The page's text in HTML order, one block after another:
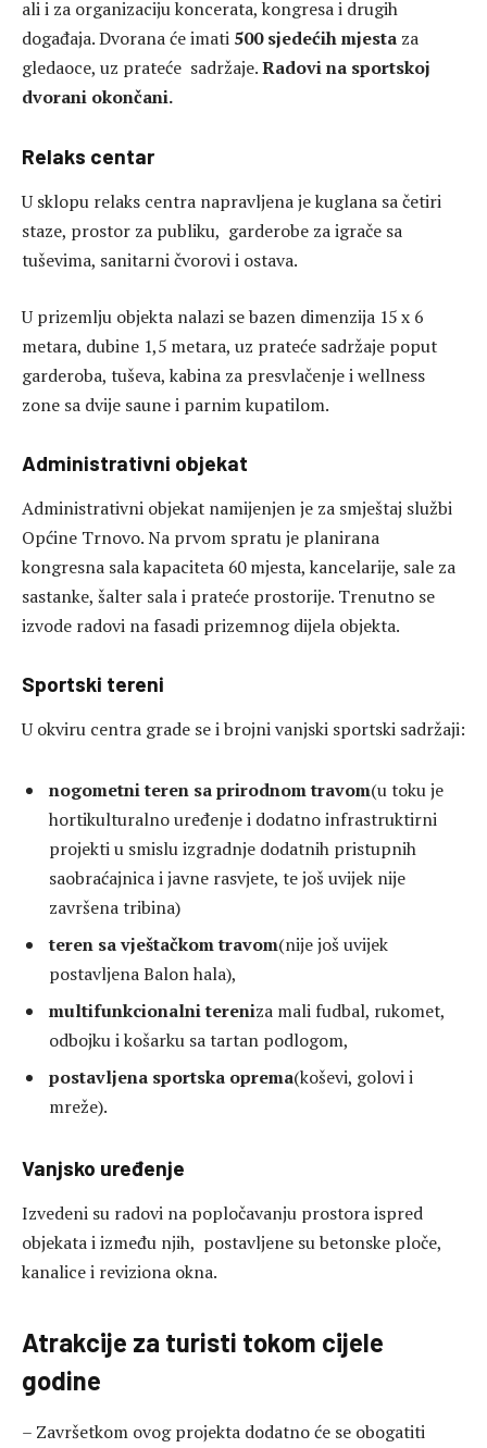
ali i za organizaciju koncerata, kongresa i drugih
događaja. Dvorana će imati 500 sjedećih mjesta za
gledaoce, uz prateće sadržaje.Radovi na sportskoj
dvorani okončani.
Relaks centar
U sklopu relaks centra napravljena je kuglana sa četiri
staze, prostor za publiku, garderobe za igrače sa
tuševima, sanitarni čvorovi i ostava.
U prizemlju objekta nalazi se bazen dimenzija 15 x 6
metara, dubine 1,5 metara, uz prateće sadržaje poput
garderoba, tuševa, kabina za presvlačenje i wellness
zone sa dvije saune i parnim kupatilom.
Administrativni objekat
Administrativni objekat namijenjen je za smještaj službi
Općine Trnovo. Na prvom spratu je planirana
kongresna sala kapaciteta 60 mjesta, kancelarije, sale za
sastanke, šalter sala i prateće prostorije. Trenutno se
izvode radovi na fasadi prizemnog dijela objekta.
Sportski tereni
U okviru centra grade se i brojni vanjski sportski sadržaji:
nogometni teren sa prirodnom travom(u toku je
hortikulturalno uređenje i dodatno infrastruktirni
projekti u smislu izgradnje dodatnih pristupnih
saobraćajnica i javne rasvjete, te još uvijek nije
završena tribina)
teren sa vještačkom travom(nije još uvijek
postavljena Balon hala),
multifunkcionalni tereniza mali fudbal, rukomet,
odbojku i košarku sa tartan podlogom,
postavljena sportska oprema(koševi, golovi i
mreže).
Vanjsko uređenje
Izvedeni su radovi na popločavanju prostora ispred
objekata i između njih, postavljene su betonske ploče,
kanalice i reviziona okna.
Atrakcije za turisti tokom cijele
godine
– Završetkom ovog projekta dodatno će se obogatiti